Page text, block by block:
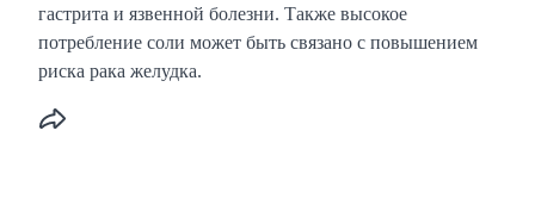
гастрита и язвенной болезни. Также высокое
потребление соли может быть связано с повышением
риска рака желудка.